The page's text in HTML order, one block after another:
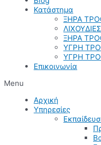
Κατάστημα
ΞΗΡΑ
ΞΗΡΑ
ΥΓΡΗ
ΥΓΡΗ
Επικοινωνία
Menu
Αρχική
Υπηρεσίες